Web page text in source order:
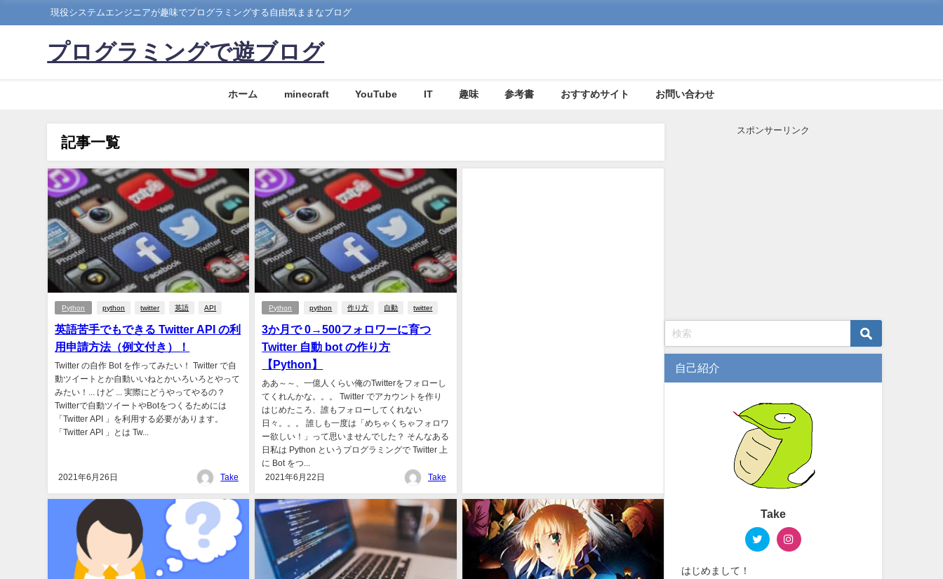
現役システムエンジニアが趣味でプログラミングする自由気ままなブログ
プログラミングで遊ブログ
ホーム minecraft YouTube IT 趣味 参考書 おすすめサイト お問い合わせ
記事一覧
Python python twitter 英語 API
英語苦手でもできる Twitter API の利
用申請方法（例文付き）！
Twitter の自作 Bot を作ってみたい！ Twitter で自
動ツイートとか自動いいねとかいろいろとやって
みたい！... けど ... 実際にどうやってやるの？
Twitterで自動ツイートやBotをつくるためには
「Twitter API 」を利用する必要があります。
「Twitter API 」とは Tw...
2021年6月26日 Take
Python python 作り方 自動 twitter
3か月で 0→500フォロワーに育つ
Twitter 自動 bot の作り方
【Python】
ああ～～、一億人くらい俺のTwitterをフォローし
てくれんかな。。。 Twitter でアカウントを作り
はじめたころ、誰もフォローしてくれない
日々。。。 誰しも一度は「めちゃくちゃフォロワ
ー欲しい！」って思いませんでした？ そんなある
日私は Python というプログラミングで Twitter 上
に Bot をつ...
2021年6月22日
Take
スポンサーリンク
自己紹介
Take
はじめまして！